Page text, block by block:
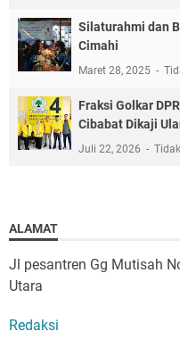
Silaturahmi dan
Cimahi
Maret 28, 2025
Fraksi Golkar
Cibabat Dikaji
Juli 22, 2026
ALAMAT
Jl pesantren Gg Mutisah
Utara
Redaksi